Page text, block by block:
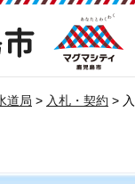
マグマシティ
鹿児島市
道局 > 入札・契約 >